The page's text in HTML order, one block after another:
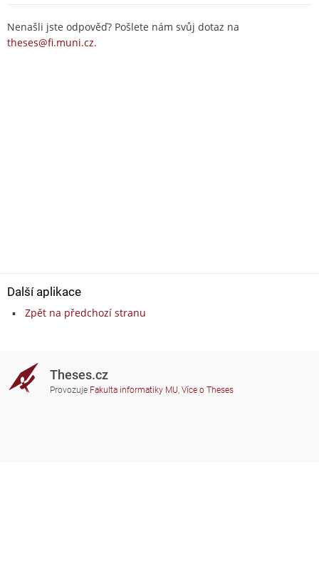
Nenašli jste odpověď? Pošlete nám svůj dotaz na
theses@fi.muni.cz.
Další aplikace
Zpět na předchozí stranu
Theses.cz
Provozuje Fakulta informatiky MU, Více o Theses